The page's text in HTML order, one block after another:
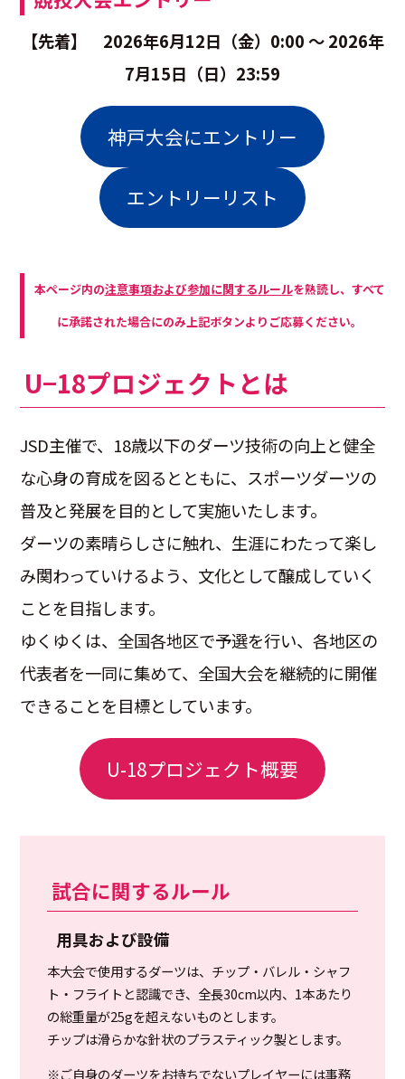
【先着】 2026年6月12日（金）0:00 ～ 2026年
7月15日（日）23:59
神戸大会にエントリー
エントリーリスト
本ページ内の注意事項および参加に関するルールを熟読し、すべて
に承諾された場合にのみ上記ボタンよりご応募ください。
U−18プロジェクトとは
JSD主催で、18歳以下のダーツ技術の向上と健全
な心身の育成を図るとともに、スポーツダーツの
普及と発展を目的として実施いたします。
ダーツの素晴らしさに触れ、生涯にわたって楽し
み関わっていけるよう、文化として醸成していく
ことを目指します。
ゆくゆくは、全国各地区で予選を行い、各地区の
代表者を一同に集めて、全国大会を継続的に開催
できることを目標としています。
U-18プロジェクト概要
試合に関するルール
用具および設備
本大会で使用するダーツは、チップ・バレル・シャフ
ト・フライトと認識でき、全長30cm以内、1本あたり
の総重量が25gを超えないものとします。
チップは滑らかな針状のプラスティック製とします。
※ご自身のダーツをお持ちでないプレイヤーには事務